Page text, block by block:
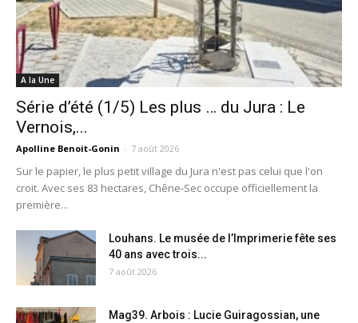
A la Une
Série d’été (1/5) Les plus … du Jura : Le
Vernois,...
Apolline Benoit-Gonin - 7 août 2026
Sur le papier, le plus petit village du Jura n'est pas celui que l'on
croit. Avec ses 83 hectares, Chêne-Sec occupe officiellement la
première...
Louhans. Le musée de l’Imprimerie fête ses
40 ans avec trois...
7 août 2026
Mag39. Arbois : Lucie Guiragossian, une